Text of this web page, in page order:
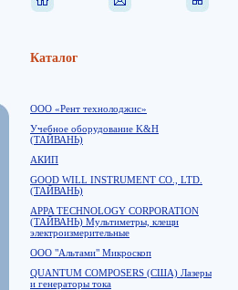
Каталог
ООО «Рент технолоджис»
Учебное оборудование K&H
(ТАЙВАНЬ)
АКИП
GOOD WILL INSTRUMENT CO., LTD.
(ТАЙВАНЬ)
APPA TECHNOLOGY CORPORATION
(ТАЙВАНЬ) Мультиметры, клещи
электроизмерительные
ООО "Альтами" Микроскоп
QUANTUM COMPOSERS (США) Лазеры
и генераторы тока